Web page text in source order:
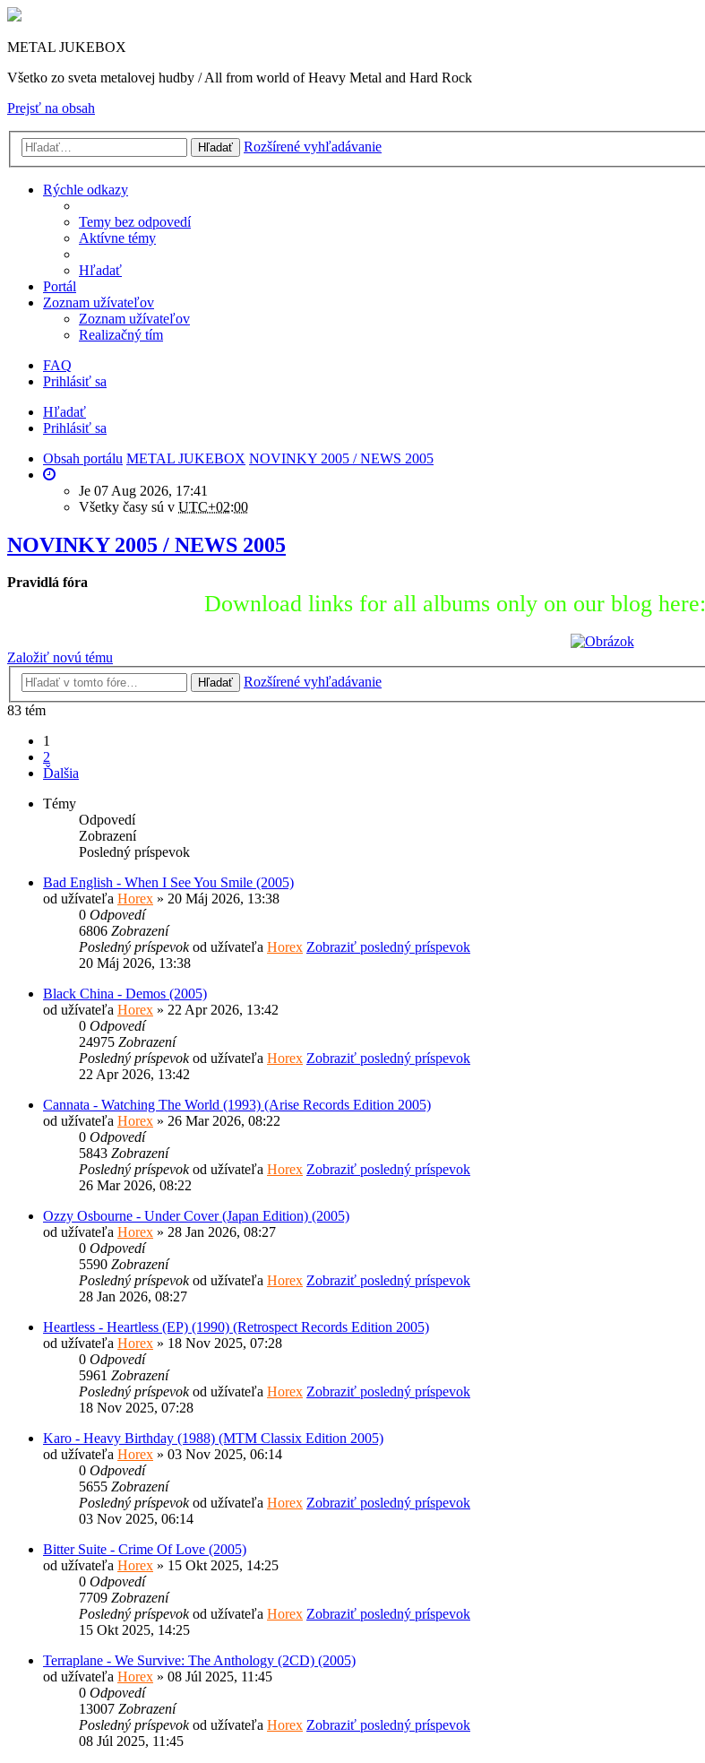
METAL JUKEBOX
Všetko zo sveta metalovej hudby / All from world of Heavy Metal and Hard Rock
Prejsť na obsah
Hľadať Rozšírené vyhľadávanie
Rýchle odkazy
Temy bez odpovedí
Aktívne témy
Hľadať
Portál
Zoznam užívateľov
Zoznam užívateľov
Realizačný tím
FAQ
Prihlásiť sa
Hľadať
Prihlásiť sa
Obsah portálu METAL JUKEBOX NOVINKY 2005 / NEWS 2005
Je 07 Aug 2026, 17:41
Všetky časy sú v UTC+02:00
NOVINKY 2005 / NEWS 2005
Pravidlá fóra
Download links for all albums only on our blog here:
Založiť novú tému
Hľadať
Rozšírené vyhľadávanie
83 tém
1
2
Ďalšia
Témy
Odpovedí
Zobrazení
Posledný príspevok
Bad English - When I See You Smile (2005)
od užívateľa Horex » 20 Máj 2026, 13:38
0 Odpovedí
6806 Zobrazení
Posledný príspevokod užívateľa Horex Zobraziť posledný príspevok
20 Máj 2026, 13:38
Black China - Demos (2005)
od užívateľa Horex » 22 Apr 2026, 13:42
0 Odpovedí
24975 Zobrazení
Posledný príspevokod užívateľa Horex Zobraziť posledný príspevok
22 Apr 2026, 13:42
Cannata - Watching The World (1993) (Arise Records Edition 2005)
od užívateľa Horex » 26 Mar 2026, 08:22
0 Odpovedí
5843 Zobrazení
Posledný príspevokod užívateľa Horex Zobraziť posledný príspevok
26 Mar 2026, 08:22
Ozzy Osbourne - Under Cover (Japan Edition) (2005)
od užívateľa Horex » 28 Jan 2026, 08:27
0 Odpovedí
5590 Zobrazení
Posledný príspevokod užívateľa Horex Zobraziť posledný príspevok
28 Jan 2026, 08:27
Heartless - Heartless (EP) (1990) (Retrospect Records Edition 2005)
od užívateľa Horex » 18 Nov 2025, 07:28
0 Odpovedí
5961 Zobrazení
Posledný príspevokod užívateľa Horex Zobraziť posledný príspevok
18 Nov 2025, 07:28
Karo - Heavy Birthday (1988) (MTM Classix Edition 2005)
od užívateľa Horex » 03 Nov 2025, 06:14
0 Odpovedí
5655 Zobrazení
Posledný príspevokod užívateľa Horex Zobraziť posledný príspevok
03 Nov 2025, 06:14
Bitter Suite - Crime Of Love (2005)
od užívateľa Horex » 15 Okt 2025, 14:25
0 Odpovedí
7709 Zobrazení
Posledný príspevokod užívateľa Horex Zobraziť posledný príspevok
15 Okt 2025, 14:25
Terraplane - We Survive: The Anthology (2CD) (2005)
od užívateľa Horex » 08 Júl 2025, 11:45
0 Odpovedí
13007 Zobrazení
Posledný príspevokod užívateľa Horex Zobraziť posledný príspevok
08 Júl 2025, 11:45